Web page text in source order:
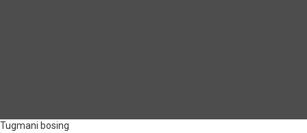
Tugmani bosing